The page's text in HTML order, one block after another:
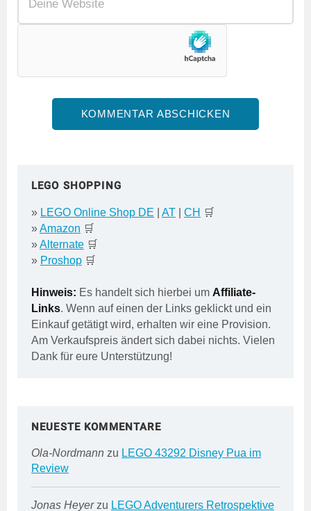
LEGO SHOPPING
» LEGO Online Shop DE AT CH 🛒
»Amazon 🛒
»Alternate 🛒
» Proshop 🛒
Hinweis: Es handelt sich hierbei um Affiliate-
Links. Wenn auf einen der Links geklickt und ein
Einkauf getätigt wird, erhalten wir eine Provision.
Am Verkaufspreis ändert sich dabei nichts. Vielen
Dank für eure Unterstützung!
NEUESTE KOMMENTARE
Ola-Nordmann zu LEGO 43292 Disney Pua im
Review
Jonas Heyerzu LEGO Adventurers Retrospektive